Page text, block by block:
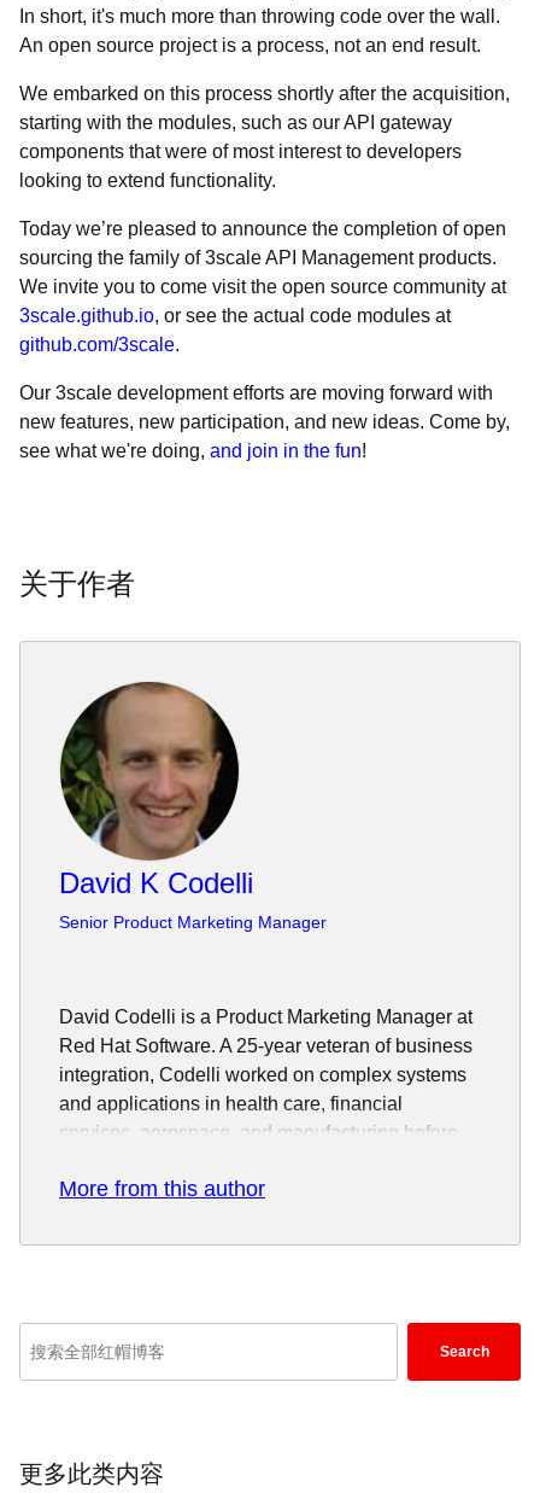
In short, it's much more than throwing code over the wall.
An open source project is a process, not an end result.
We embarked on this process shortly after the acquisition,
starting with the modules, such as our API gateway
components that were of most interest to developers
looking to extend functionality.
Today we’re pleased to announce the completion of open
sourcing the family of 3scale API Management products.
We invite you to come visit the open source community at
3scale.github.io, or see the actual code modules at
github.com/3scale.
Our 3scale development efforts are moving forward with
new features, new participation, and new ideas. Come by,
see what we're doing, and join in the fun!
关于作者
David K Codelli
Senior Product Marketing Manager
David Codelli is a Product Marketing Manager at
Red Hat Software. A 25-year veteran of business
integration, Codelli worked on complex systems
and applications in health care, financial
services, aerospace, and manufacturing before
management and marketing. He has worked with
Microsystems, Verizon, McKesson, and General
platforms. He holds a bachelor's degree in
More from this author
Enter
search
Search
更多此类内容